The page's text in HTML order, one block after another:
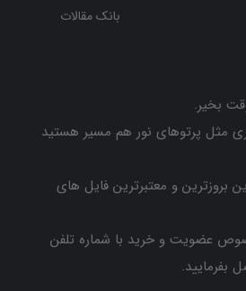
بانک مقالات
بخیر.
مثل پرتوهای نور هم مسیر هستید
بروزترین و معتبرترین فایل های
عضویت و خرید با شماره تلفن